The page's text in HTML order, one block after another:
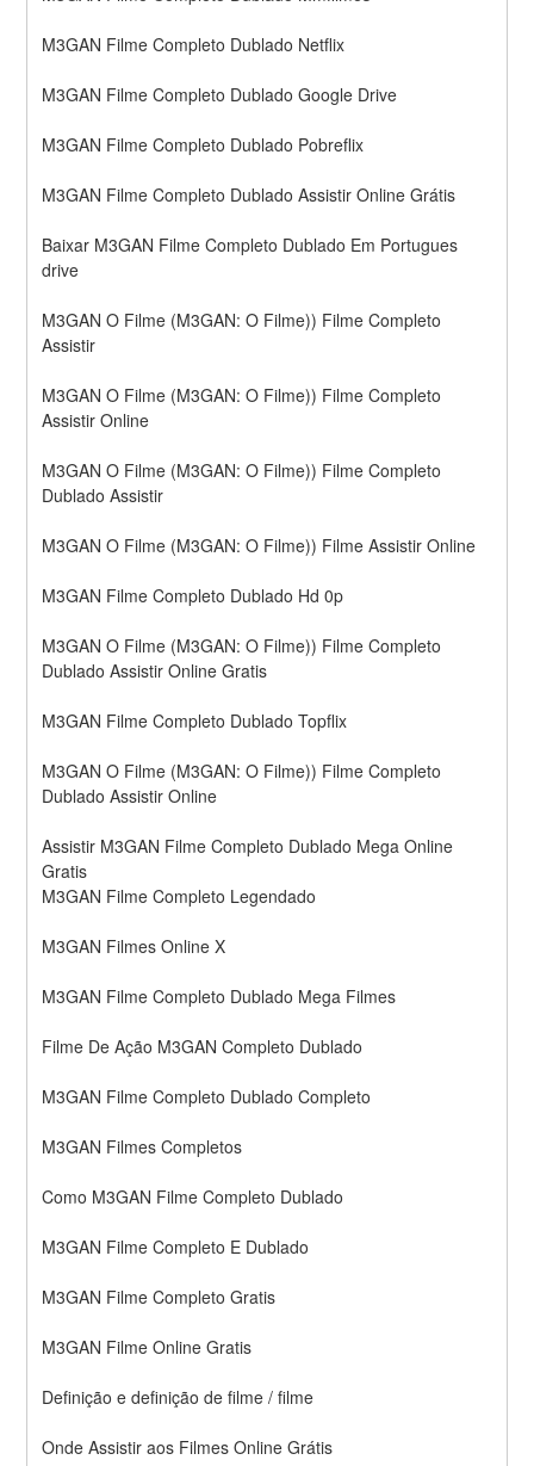
M3GAN Filme Completo Dublado Netflix
M3GAN Filme Completo Dublado Google Drive
M3GAN Filme Completo Dublado Pobreflix
M3GAN Filme Completo Dublado Assistir Online Grátis
Baixar M3GAN Filme Completo Dublado Em Portugues
drive
M3GAN O Filme (M3GAN: O Filme)) Filme Completo
Assistir
M3GAN O Filme (M3GAN: O Filme)) Filme Completo
Assistir Online
M3GAN O Filme (M3GAN: O Filme)) Filme Completo
Dublado Assistir
M3GAN O Filme (M3GAN: O Filme)) Filme Assistir Online
M3GAN Filme Completo Dublado Hd 0p
M3GAN O Filme (M3GAN: O Filme)) Filme Completo
Dublado Assistir Online Gratis
M3GAN Filme Completo Dublado Topflix
M3GAN O Filme (M3GAN: O Filme)) Filme Completo
Dublado Assistir Online
Assistir M3GAN Filme Completo Dublado Mega Online
Gratis
M3GAN Filme Completo Legendado
M3GAN Filmes Online X
M3GAN Filme Completo Dublado Mega Filmes
Filme De Ação M3GAN Completo Dublado
M3GAN Filme Completo Dublado Completo
M3GAN Filmes Completos
Como M3GAN Filme Completo Dublado
M3GAN Filme Completo E Dublado
M3GAN Filme Completo Gratis
M3GAN Filme Online Gratis
Definição e definição de filme / filme
Onde Assistir aos Filmes Online Grátis